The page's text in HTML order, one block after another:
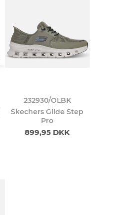
232930/OLBK
Skechers Glide Step
Pro
899,95 DKK